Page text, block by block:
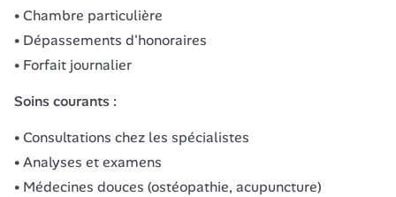
Chambre particulière
Dépassements d'honoraires
Forfait journalier
Soins courants :
Consultations chez les spécialistes
Analyses et examens
Médecines douces (ostéopathie, acupuncture)